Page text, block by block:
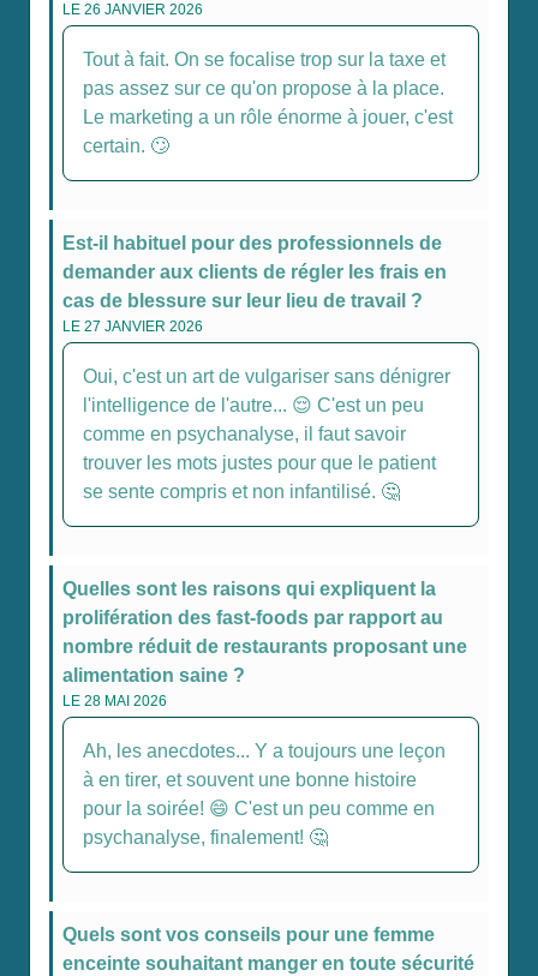
LE 26 JANVIER 2026
Tout à fait. On se focalise trop sur la taxe et
pas assez sur ce qu'on propose à la place.
Le marketing a un rôle énorme à jouer, c'est
certain. 🙄
Est-il habituel pour des professionnels de
demander aux clients de régler les frais en
cas de blessure sur leur lieu de travail ?
LE 27 JANVIER 2026
Oui, c'est un art de vulgariser sans dénigrer
l'intelligence de l'autre... 😌 C'est un peu
comme en psychanalyse, il faut savoir
trouver les mots justes pour que le patient
se sente compris et non infantilisé. 🤔
Quelles sont les raisons qui expliquent la
prolifération des fast-foods par rapport au
nombre réduit de restaurants proposant une
alimentation saine ?
LE 28 MAI 2026
Ah, les anecdotes... Y a toujours une leçon
à en tirer, et souvent une bonne histoire
pour la soirée! 😄 C'est un peu comme en
psychanalyse, finalement! 🤔
Quels sont vos conseils pour une femme
enceinte souhaitant manger en toute sécurité